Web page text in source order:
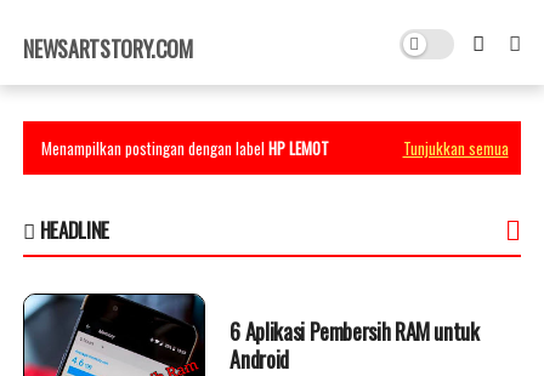
×
NEWSARTSTORY.COM
Menampilkan postingan dengan labelHP LEMOT Tunjukkan semua
HEADLINE
6 Aplikasi Pembersih RAM untuk
Android